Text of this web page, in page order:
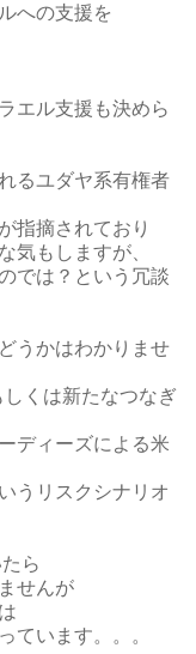
への支援を
エル支援も決めら
るユダヤ系有権者
指摘されており
気もしますが、
では？という冗談
うかはわかりませ
くは新たなつなぎ
ディーズによる米
うリスクシナリオ
ら
せんが
ています。。。